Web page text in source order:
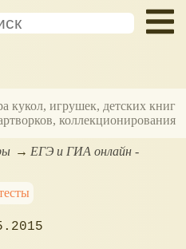
кукол, игрушек, детских книг
коллекционирования
ЕГЭ и ГИА онлайн -